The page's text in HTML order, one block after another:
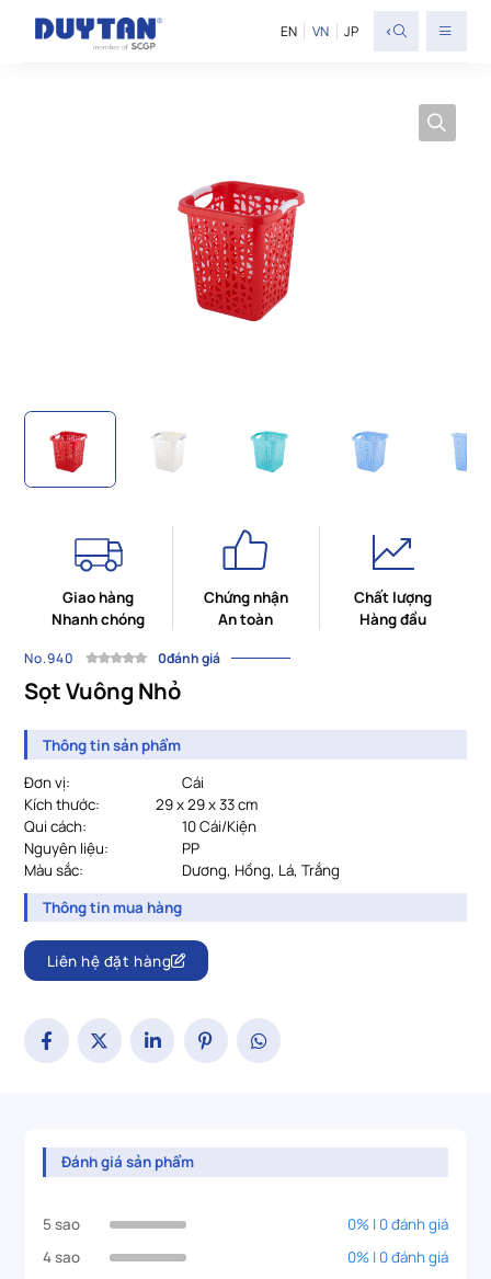
EN VN JP <
Giao hàng
Nhanh chóng
Chứng nhận
An toàn
Chất lượng
Hàng đầu
No.940 0đánh giá
Sọt Vuông Nhỏ
Thông tin sản phẩm
Đơn vị:
Cái
Kích thước:
29 x 29 x 33 cm
Qui cách:
10 Cái/Kiện
Nguyên liệu:
PP
Màu sắc:
Dương, Hồng, Lá, Trắng
Thông tin mua hàng
Liên hệ đặt hàng
Đánh giá sản phẩm
5 sao
0% | 0 đánh giá
4 sao
0% | 0 đánh giá